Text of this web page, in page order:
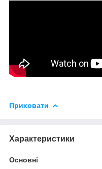
Приховати
Характеристики
Основні